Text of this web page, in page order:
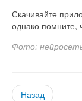
Скачивайте
однако помните,
Фото:
Назад